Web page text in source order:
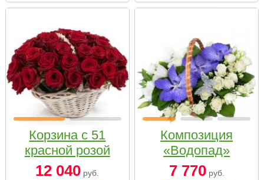
Корзина с 51
красной розой
12 040 руб.
Композиция
«Водопад»
7 770руб.